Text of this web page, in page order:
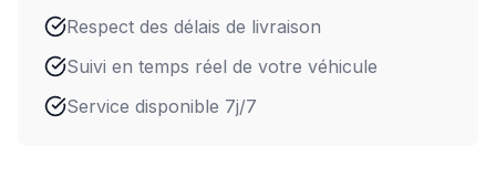
Respect des délais de livraison
Suivi en temps réel de votre véhicule
Service disponible 7j/7